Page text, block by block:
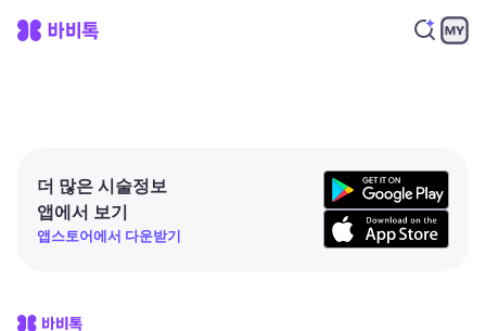
더 많은 시술정보
앱에서 보기
앱스토어에서 다운받기